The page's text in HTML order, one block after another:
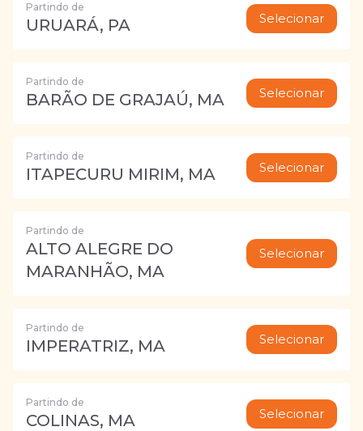
Partindo de
URUARÁ, PA Selecionar
Partindo de
BARÃO DE GRAJAÚ, MA Selecionar
Partindo de
ITAPECURU MIRIM, MA Selecionar
Partindo de
ALTO ALEGRE DO
MARANHÃO, MA
Selecionar
Partindo de
IMPERATRIZ, MA Selecionar
Partindo de
COLINAS, MA Selecionar